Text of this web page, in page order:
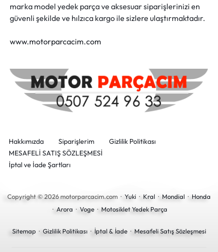
marka model yedek parça ve aksesuar siparişlerinizi en
güvenli şekilde ve hılzıca kargo ile sizlere ulaştırmaktadır.
www.motorparcacim.com
Hakkımızda Siparişlerim
Gizlilik Politikası
MESAFELİ SATIŞ SÖZLEŞMESİ
İptal ve İade Şartları
Copyright © 2026 motorparcacim.com · Yuki · Kral · Mondial · Honda
· Arora · Voge· Motosiklet Yedek Parça
Sitemap · Gizlilik Politikası · İptal & İade· Mesafeli Satış Sözleşmesi